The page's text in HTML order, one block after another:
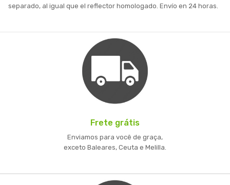
separado, al igual que el reflector homologado. Envío en 24 horas.
Frete grátis
Enviamos para você de graça,
exceto Baleares, Ceuta e Melilla.